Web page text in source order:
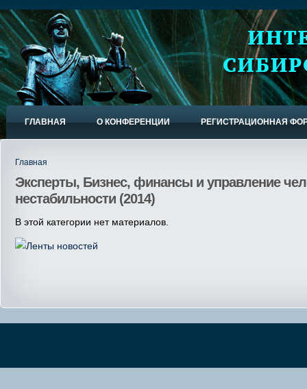
ГЛАВНАЯ О КОНФЕРЕНЦИИ РЕГИСТРАЦИОННАЯ
Главная
Эксперты, Бизнес, финансы и управление
нестабильности (2014)
В этой категории нет материалов.